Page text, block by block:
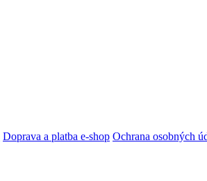
Doprava a platba e-shop Ochrana osobných